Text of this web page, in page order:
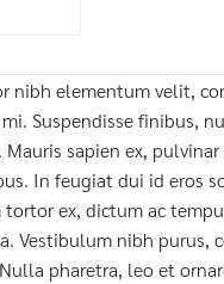
nibh elementum velit,
Suspendisse finibus,
sapien ex,
In feugiat dui id eros
ex, dictum ac
Vestibulum nibh purus,
pharetra, leo et